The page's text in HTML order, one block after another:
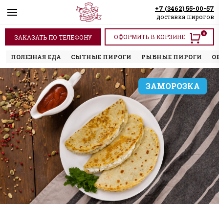
+7 (3462) 55-00-57
доставка пирогов
ОФОРМИТЬ В КОРЗИНЕ 0
ЗАКАЗАТЬ ПО ТЕЛЕФОНУ
ПОЛЕЗНАЯ ЕДА СЫТНЫЕ ПИРОГИ РЫБНЫЕ ПИРОГИ
ЗАМОРОЗКА